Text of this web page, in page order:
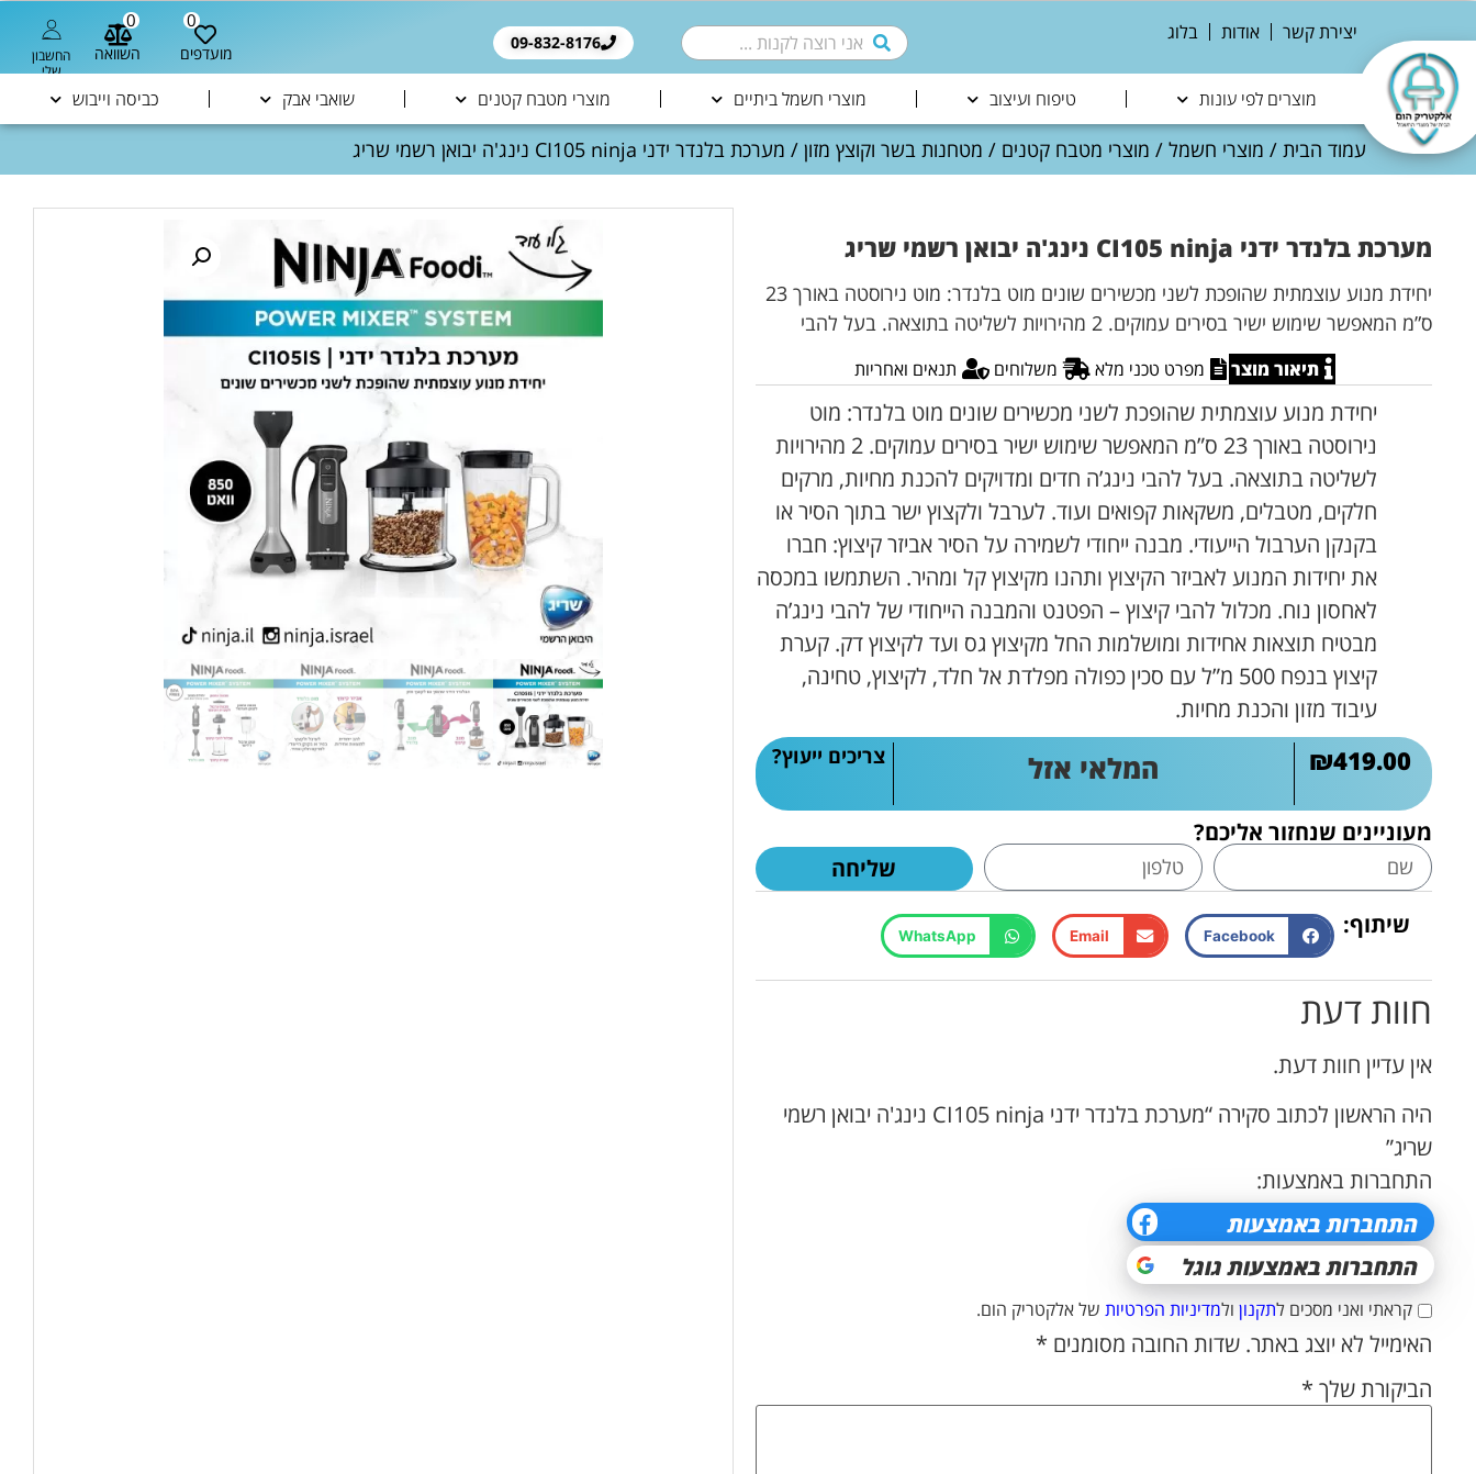
יצירת קשר אודות בלוג 09-832-8176​
מועדפים
0
השוואה
0
החשבון
שלי
מוצרים לפי עונות טיפוח ועיצוב מוצרי חשמל ביתיים מוצרי מטבח קטנים שואבי אבק כביסה וייבוש
עמוד הבית / מוצרי חשמל / מוצרי מטבח קטנים / מטחנות בשר וקוצץ מזון / מערכת בלנדר ידני CI105 ninja נינג'ה יבואן רשמי שריג
מערכת בלנדר ידני CI105 ninja נינג'ה יבואן רשמי שריג
יחידת מנוע עוצמתית שהופכת לשני מכשירים שונים מוט בלנדר: מוט נירוסטה באורך 23
ס”מ המאפשר שימוש ישיר בסירים עמוקים. 2 מהירויות לשליטה בתוצאה. בעל להבי
תיאור מוצר מפרט טכני מלא משלוחים תנאים ואחריות
יחידת מנוע עוצמתית שהופכת לשני מכשירים שונים מוט בלנדר: מוט
נירוסטה באורך 23 ס”מ המאפשר שימוש ישיר בסירים עמוקים. 2 מהירויות
לשליטה בתוצאה. בעל להבי נינג’ה חדים ומדויקים להכנת מחיות, מרקים
חלקים, מטבלים, משקאות קפואים ועוד. לערבל ולקצוץ ישר בתוך הסיר או
בקנקן הערבול הייעודי. מבנה ייחודי לשמירה על הסיר אביזר קיצוץ: חברו
את יחידות המנוע לאביזר הקיצוץ ותהנו מקיצוץ קל ומהיר. השתמשו במכסה
לאחסון נוח. מכלול להבי קיצוץ – הפטנט והמבנה הייחודי של להבי נינג’ה
מבטיח תוצאות אחידות ומושלמות החל מקיצוץ גס ועד לקיצוץ דק. קערת
קיצוץ בנפח 500 מ”ל עם סכין כפולה מפלדת אל חלד, לקיצוץ, טחינה,
עיבוד מזון והכנת מחיות.
₪419.00 המלאי אזל צריכים ייעוץ?
מעוניינים שנחזור אליכם?
שליחה
שיתוף:
Facebook
Email
WhatsApp
חוות דעת
אין עדיין חוות דעת.
היה הראשון לכתוב סקירה “מערכת בלנדר ידני CI105 ninja נינג'ה יבואן רשמי
שריג”
התחברות באמצעות:
קראתי ואני מסכים לתקנון ולמדיניות הפרטיות של אלקטריק הום.
האימייל לא יוצג באתר. שדות החובה מסומנים *
הביקורת שלך *